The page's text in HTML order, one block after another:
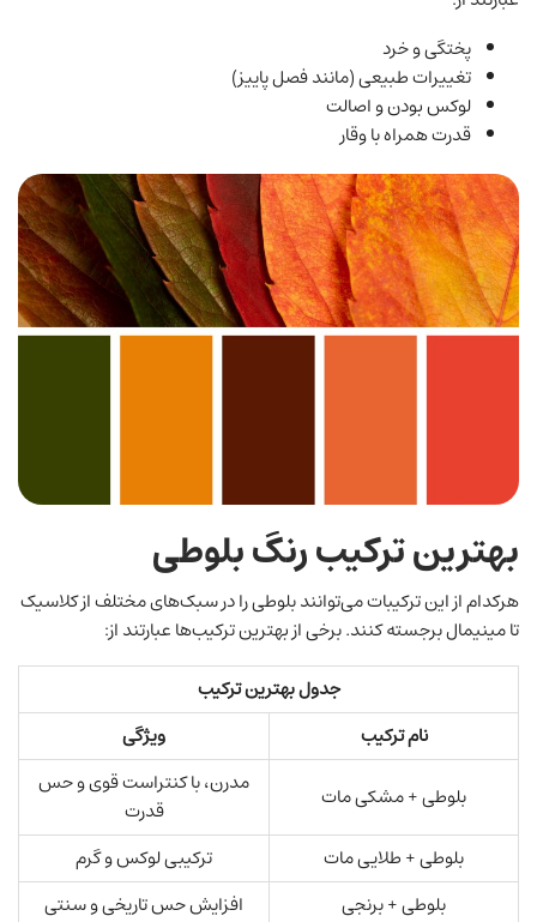
پختگی و خرد
تغییرات طبیعی (مانند فصل پاییز)
لوکس بودن و اصالت
قدرت همراه با وقار
بهترین ترکیب‌ رنگ بلوطی
هرکدام از این ترکیبات می‌توانند بلوطی را در سبک‌های مختلف از کلاسیک
تا مینیمال برجسته کنند. برخی از بهترین ترکیب‌ها عبارتند از:
جدول بهترین ترکیب
نام ترکیب
ویژگی
بلوطی + مشکی مات
مدرن، با کنتراست قوی و حس
قدرت
بلوطی + طلایی مات
ترکیبی لوکس و گرم
بلوطی + برنجی
افزایش حس تاریخی و سنتی